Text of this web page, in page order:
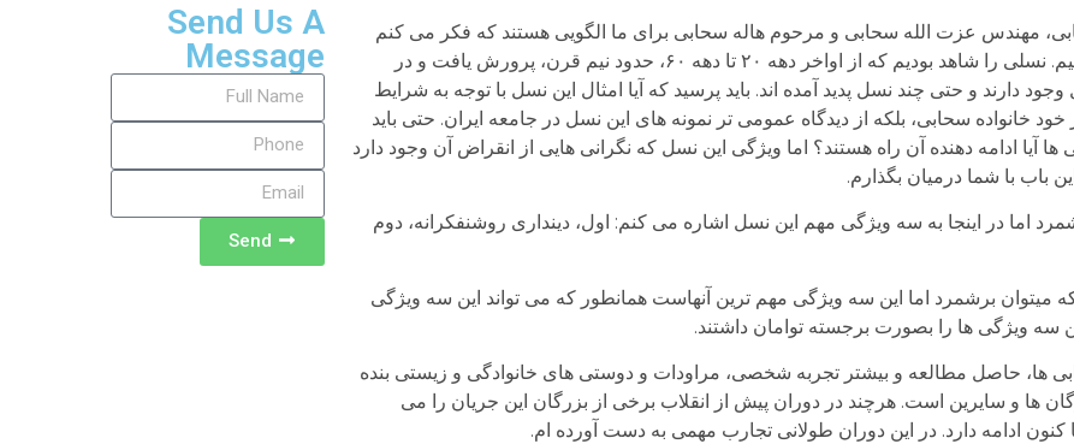
مهندس عزت الله سحابی و مرحوم هاله سحابی برای ما الگویی هستند که فکر می کنم
ارزش آن را دارد که در این باب کمی بحث و تأمل کنیم. نسلی را شاهد بودیم که از اواخر دهه ۲۰ تا دهه ۶۰، حدود نیم قرن، پرورش یافت و در
دارند و حتی چند نسل پدید آمده اند. باید پرسید که آیا امثال این نسل با توجه به شرایط
خانواده سحابی، بلکه از دیدگاه عمومی تر نمونه های این نسل در جامعه ایران. حتی باید
آیا ادامه دهنده آن راه هستند؟ اما ویژگی این نسل که نگرانی هایی از انقراض آن وجود دارد
باب با شما درمیان بگذارم.
اما در اینجا به سه ویژگی مهم این نسل اشاره می کنم: اول، دینداری روشنفکرانه، دوم
میتوان برشمرد اما این سه ویژگی مهم ترین آنهاست همانطور که می تواند این سه ویژگی
سه ویژگی ها را بصورت برجسته توامان داشتند.
ها، حاصل مطالعه و بیشتر تجربه شخصی، مراودات و دوستی های خانوادگی و زیستی بنده
ها و سایرین است. هرچند در دوران پیش از انقلاب برخی از بزرگان این جریان را می
ادامه دارد. در این دوران طولانی تجارب مهمی به دست آورده ام.
Send Us A
Message
Send